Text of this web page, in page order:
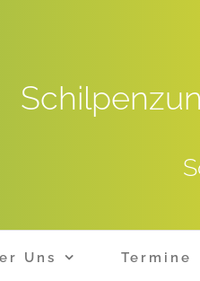
Uns Termine